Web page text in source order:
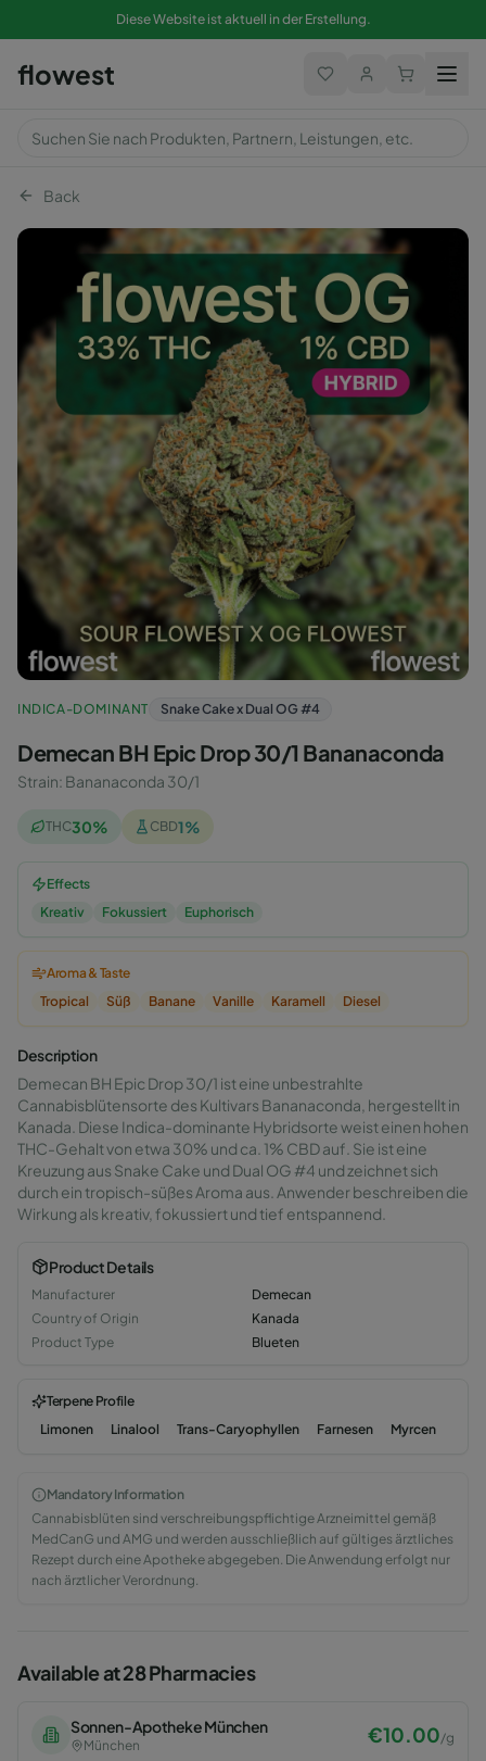
Diese Website ist aktuell in der Erstellung.
flowest
Back
INDICA-DOMINANT Snake Cake x Dual OG #4
Demecan BH Epic Drop 30/1 Bananaconda
Strain: Bananaconda 30/1
THC30% CBD1%
Effects
Kreativ
Fokussiert Euphorisch
Aroma & Taste
Tropical
Süß Banane Vanille Karamell Diesel
Description
Demecan BH Epic Drop 30/1 ist eine unbestrahlte
Cannabisblütensorte des Kultivars Bananaconda, hergestellt in
Kanada. Diese Indica-dominante Hybridsorte weist einen hohen
THC-Gehalt von etwa 30% und ca. 1% CBD auf. Sie ist eine
Kreuzung aus Snake Cake und Dual OG #4 und zeichnet sich
durch ein tropisch-süßes Aroma aus. Anwender beschreiben die
Wirkung als kreativ, fokussiert und tief entspannend.
Product Details
Manufacturer
Demecan
Country of Origin
Kanada
Product Type
Blueten
Terpene Profile
Limonen
Linalool Trans-Caryophyllen Farnesen Myrcen
Mandatory Information
Cannabisblüten sind verschreibungspflichtige Arzneimittel gemäß
MedCanG und AMG und werden ausschließlich auf gültiges ärztliches
Rezept durch eine Apotheke abgegeben. Die Anwendung erfolgt nur
nach ärztlicher Verordnung.
Available at 28 Pharmacies
Sonnen-Apotheke München
München €10.00/g